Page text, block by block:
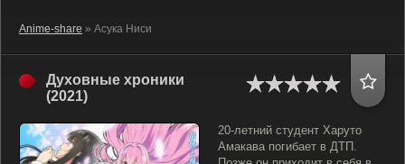
Anime-share » Асука Ниси
Духовные хроники
(2021)
20-летний студент Харуто
Амакава погибает в ДТП.